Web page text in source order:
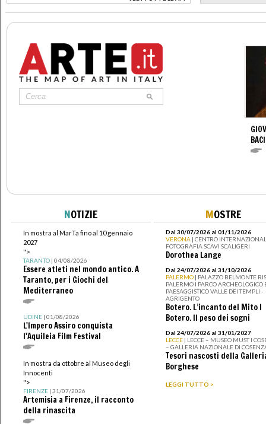
>
NOTIZIE
In mostra al MarTa fino al 10 gennaio
2027
">
TARANTO| 04/08/2026
Essere atleti nel mondo antico. A
Taranto, per i Giochi del
Mediterraneo
UDINE| 01/08/2026
L'Impero Assiro conquista
l'Aquileia Film Festival
In mostra da ottobre al Museo degli
Innocenti
">
FIRENZE| 31/07/2026
Artemisia a Firenze, il racconto
della rinascita
MOSTRE
Dal 30/07/2026 al 01/11/2026
VERONA | CENTRO
FOTOGRAFIA SCAVI SCALIGERI
Dorothea Lange
Dal 24/07/2026 al 31/10/2026
PALERMO | PALAZZO BELMONTE
PALERMO I PARCO ARCHEOLOGICO
PAESAGGISTICO VALLE DEI TEMPLI -
AGRIGENTO
Botero. L’incanto del Mito I
Botero. Il peso dei sogni
Dal 24/07/2026 al 31/01/2027
LECCE | LECCE – MUSEO MUST I
– GALLERIA NAZIONALE DI
Tesori nascosti della
Borghese
LEGGI TUTTO >